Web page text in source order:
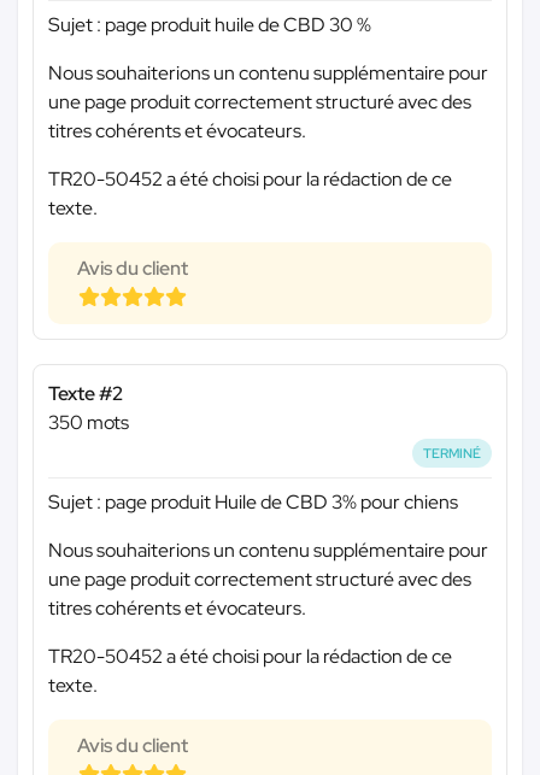
Sujet : page produit huile de CBD 30 %
Nous souhaiterions un contenu supplémentaire pour
une page produit correctement structuré avec des
titres cohérents et évocateurs.
TR20-50452 a été choisi pour la rédaction de ce
texte.
Avis du client
Texte #2
350 mots
TERMINÉ
Sujet : page produit Huile de CBD 3% pour chiens
Nous souhaiterions un contenu supplémentaire pour
une page produit correctement structuré avec des
titres cohérents et évocateurs.
TR20-50452 a été choisi pour la rédaction de ce
texte.
Avis du client